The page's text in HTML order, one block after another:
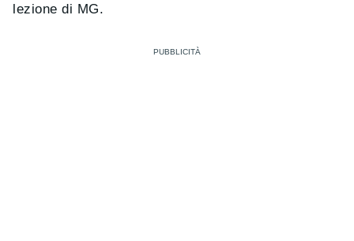
lezione di MG.